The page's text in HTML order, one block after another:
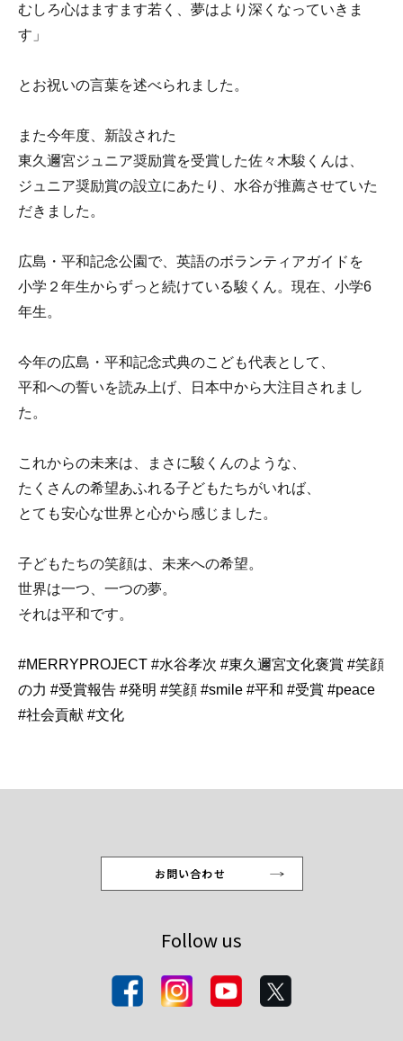
むしろ心はますます若く、夢はより深くなっていきま
す」
とお祝いの言葉を述べられました。
また今年度、新設された
東久邇宮ジュニア奨励賞を受賞した佐々木駿くんは、
ジュニア奨励賞の設立にあたり、水谷が推薦させていた
だきました。
広島・平和記念公園で、英語のボランティアガイドを
小学２年生からずっと続けている駿くん。現在、小学6
年生。
今年の広島・平和記念式典のこども代表として、
平和への誓いを読み上げ、日本中から大注目されまし
た。
これからの未来は、まさに駿くんのような、
たくさんの希望あふれる子どもたちがいれば、
とても安心な世界と心から感じました。
子どもたちの笑顔は、未来への希望。
世界は一つ、一つの夢。
それは平和です。
#MERRYPROJECT #水谷孝次 #東久邇宮文化褒賞 #笑顔
の力 #受賞報告 #発明 #笑顔 #smile #平和 #受賞 #peace
#社会貢献 #文化
お問い合わせ
Follow us